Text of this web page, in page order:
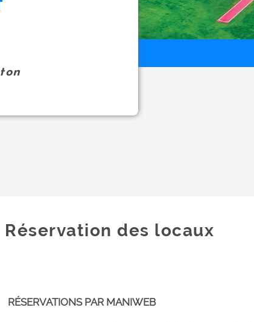
Réservation des locaux
RÉSERVATIONS PAR MANIWEB